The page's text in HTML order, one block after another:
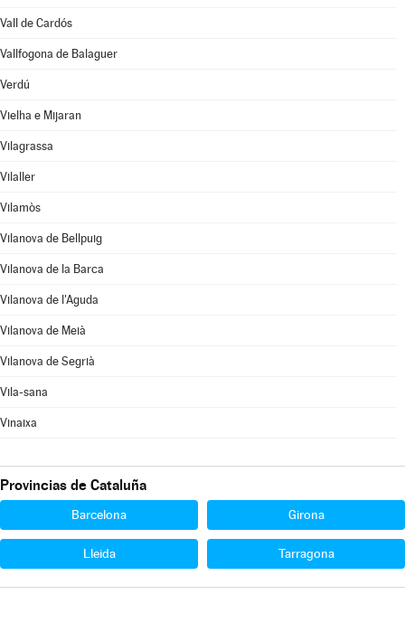
Vall de Cardós
Vallfogona de Balaguer
Verdú
Vielha e Mijaran
Vilagrassa
Vilaller
Vilamòs
Vilanova de Bellpuig
Vilanova de la Barca
Vilanova de l'Aguda
Vilanova de Meià
Vilanova de Segrià
Vila-sana
Vinaixa
Provincias de Cataluña
Barcelona Girona
Lleida Tarragona